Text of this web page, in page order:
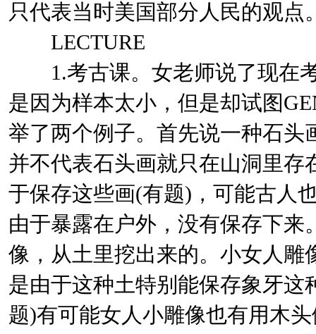
只代表当时美国部分人民的观点
LECTURE
1.考古课。女老师说了现在
是因为样本太小，但是却试图
举了两个例子。首先说一种石头
并不代表石头画就只在山洞里存
于保存这些画(有题)，可能古人
由于暴露在户外，没有保存下
像，从土里挖出来的。小女人雕
是由于这种土特别能保存象牙这
题)有可能女人小雕像也有用木